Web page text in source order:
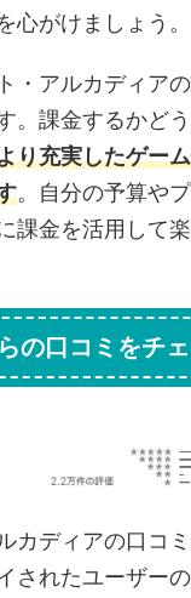
心がけましょう。
・アルカディア
。課金するかど
り充実したゲー
。自分の予算や
課金を活用して
の口コミをチェ
カディアの口コ
されたユーザー